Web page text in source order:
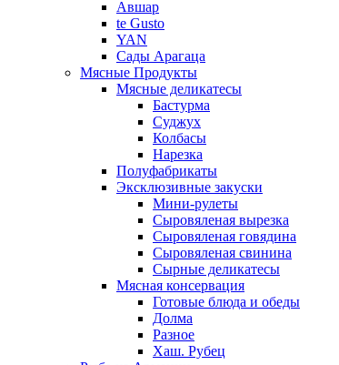
Авшар
te Gusto
YAN
Сады Арагаца
Мясные Продукты
Мясные деликатесы
Бастурма
Суджух
Колбасы
Нарезка
Полуфабрикаты
Эксклюзивные закуски
Мини-рулеты
Сыровяленая вырезка
Сыровяленая говядина
Сыровяленая свинина
Сырные деликатесы
Мясная консервация
Готовые блюда и обеды
Долма
Разное
Хаш. Рубец